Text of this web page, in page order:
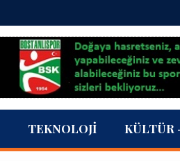
TEKNOLOJI KÜLTÜR